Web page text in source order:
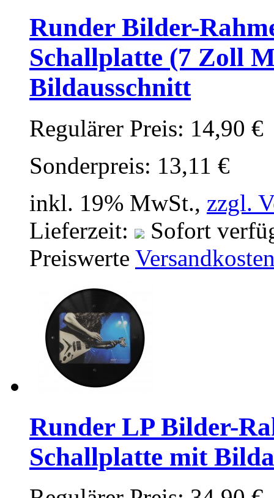
Runder Bilder-
Schallplatte (7 Zoll
Bildausschnitt
Regulärer Preis: 14,90 €
Sonderpreis: 13,11 €
inkl. 19% MwSt., zzgl.
Lieferzeit:
Sofort
Preiswerte
Runder LP Bilder-
Schallplatte mit